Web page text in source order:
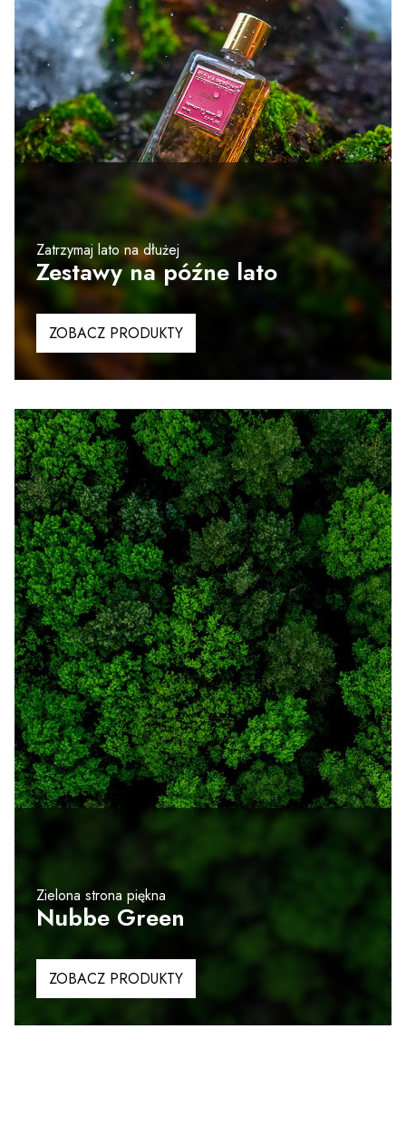
Zatrzymaj lato na dłużej
Zestawy na późne lato
ZOBACZ PRODUKTY
Zielona strona piękna
Nubbe Green
ZOBACZ PRODUKTY